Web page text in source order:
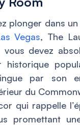
plonger dans
Vegas, The
vous devez
historique
par son
du
qui rappelle
promettant